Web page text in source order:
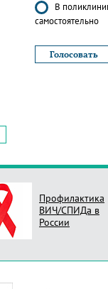
В
самостоятельно
Профилактика
ВИЧ/СПИДа в
России